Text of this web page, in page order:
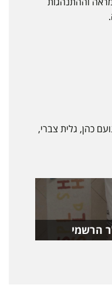
כהן, גלית צברי,
הרשמי